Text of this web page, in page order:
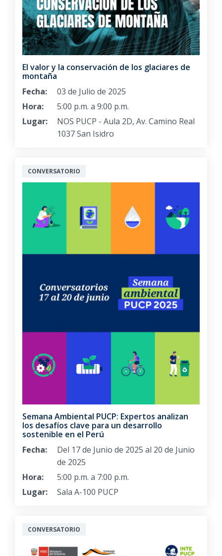
El valor y la conservación de los glaciares de
montaña
Fecha:
03 de Julio de 2025
Hora:
5:00 p.m. a 9:00 p.m.
Lugar:
NOS PUCP - Aula 2D, Av. Camino Real
1037 San Isidro
CONVERSATORIO
Semana Ambiental PUCP: Expertos analizan
los desafíos clave para un desarrollo
sostenible en el Perú
Fecha:
Del 17 de Junio de 2025 al 20 de Junio
de 2025
Hora:
5:00 p.m. a 7:00 p.m.
Lugar:
Sala A-100 PUCP
CONVERSATORIO